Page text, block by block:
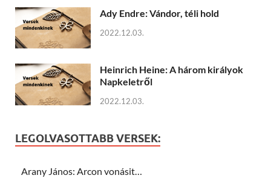
Ady Endre: Vándor, téli hold
2022.12.03.
Heinrich Heine: A három királyok
Napkeletről
2022.12.03.
LEGOLVASOTTABB VERSEK:
Arany János: Arcon vonásit…